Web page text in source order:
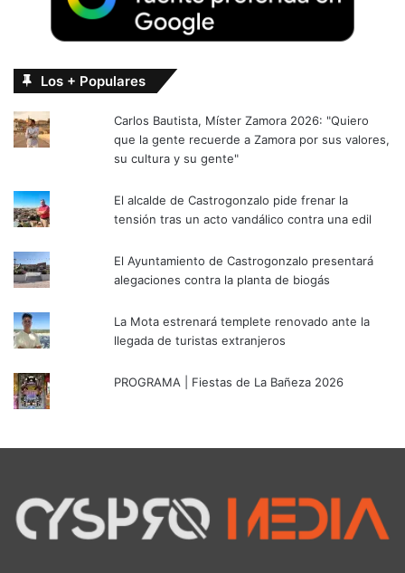
Los + Populares
Carlos Bautista, Míster Zamora 2026: "Quiero
que la gente recuerde a Zamora por sus valores,
su cultura y su gente"
El alcalde de Castrogonzalo pide frenar la
tensión tras un acto vandálico contra una edil
El Ayuntamiento de Castrogonzalo presentará
alegaciones contra la planta de biogás
La Mota estrenará templete renovado ante la
llegada de turistas extranjeros
PROGRAMA | Fiestas de La Bañeza 2026